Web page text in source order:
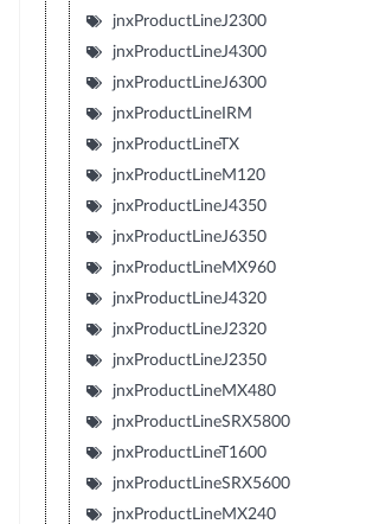
jnxProductLineJ2300
jnxProductLineJ4300
jnxProductLineJ6300
jnxProductLineIRM
jnxProductLineTX
jnxProductLineM120
jnxProductLineJ4350
jnxProductLineJ6350
jnxProductLineMX960
jnxProductLineJ4320
jnxProductLineJ2320
jnxProductLineJ2350
jnxProductLineMX480
jnxProductLineSRX5800
jnxProductLineT1600
jnxProductLineSRX5600
jnxProductLineMX240